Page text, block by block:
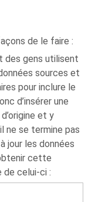
de le faire :
des gens utilisent
sources et
pour inclure le
d’insérer une
et y
ne se termine pas
jour les données
cette
de celui-ci :